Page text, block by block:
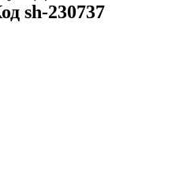
sh-230737